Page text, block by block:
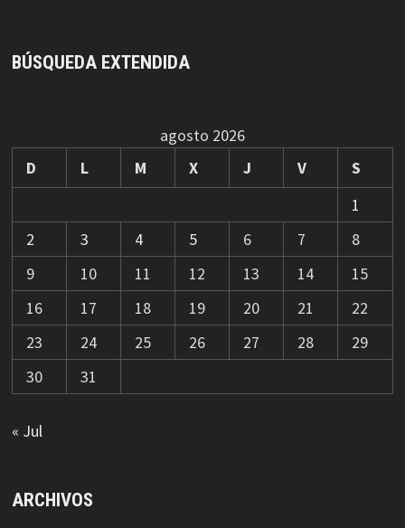
BÚSQUEDA EXTENDIDA
agosto 2026
D
L M X J V
S
1
2
3 4 5 6 7
8
9
10 11 12 13 14
15
16
17 18 19 20 21
22
23
24 25 26 27 28
29
30
31
« Jul
ARCHIVOS